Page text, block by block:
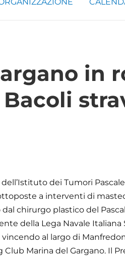
in
Bacoli
dei Tumori
a interventi di
chirurgo plastico del
della Lega Navale Italiana
al largo di
Club Marina del Gargano. Il